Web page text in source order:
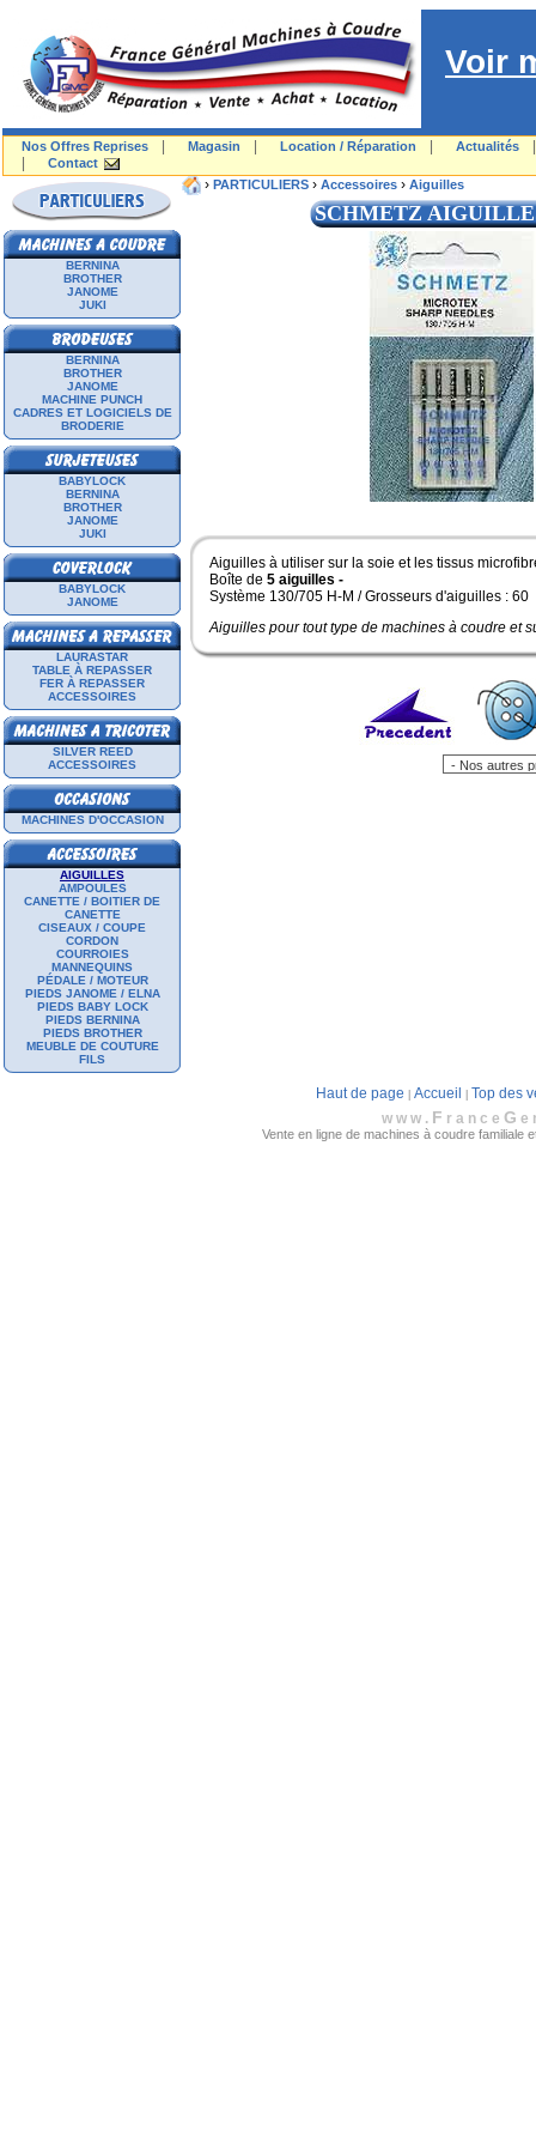
Voir
Nos Offres Reprises Magasin Location / Réparation Actualités
Contact
BERNINA
BROTHER
JANOME
JUKI
BERNINA
BROTHER
JANOME
MACHINE PUNCH
CADRES ET LOGICIELS DE
BRODERIE
BABYLOCK
BERNINA
BROTHER
JANOME
JUKI
BABYLOCK
JANOME
LAURASTAR
TABLE À REPASSER
FER À REPASSER
ACCESSOIRES
SILVER REED
ACCESSOIRES
MACHINES D'OCCASION
AIGUILLES
AMPOULES
CANETTE / BOITIER DE
CANETTE
CISEAUX / COUPE
CORDON
COURROIES
MANNEQUINS
PÉDALE / MOTEUR
PIEDS JANOME / ELNA
PIEDS BABY LOCK
PIEDS BERNINA
PIEDS BROTHER
MEUBLE DE COUTURE
FILS
› PARTICULIERS › Accessoires › Aiguilles
SCHMETZ
Aiguilles à utiliser sur la soie et les tissus
Boîte de 5 aiguilles -
Système 130/705 H-M / Grosseurs d'aiguilles : 60
Aiguilles pour tout type de machines à coudre et
Haut de page Accueil
Top des
www. F rance G
Vente en ligne de machines à coudre familiale